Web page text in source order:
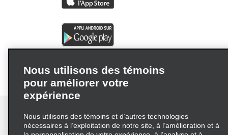
Nous utilisons des témoins
pour améliorer votre
expérience
Nous utilisons des témoins et d’autres technologies
nécessaires à l’exploitation de notre site, à l’amélioration et à